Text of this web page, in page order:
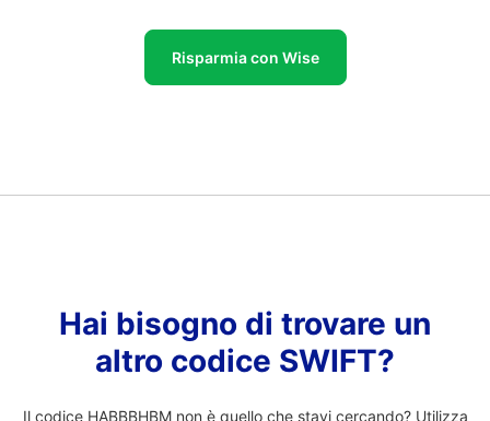
Risparmia con Wise
Hai bisogno di trovare un
altro codice SWIFT?
Il codice HABBBHBM non è quello che stavi cercando? Utilizza